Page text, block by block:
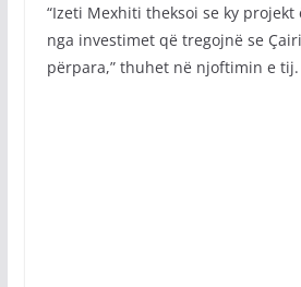
“Izeti Mexhiti theksoi se ky projekt
nga investimet që tregojnë se
përpara,” thuhet në njoftimin e tij.